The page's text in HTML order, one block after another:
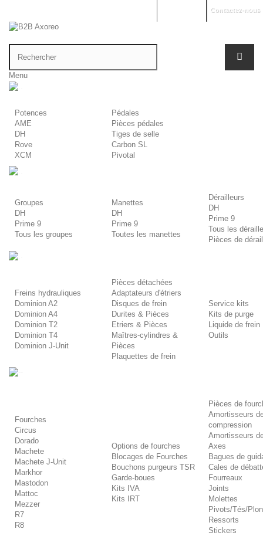
Contactez-nous
Menu
Potences
AME
DH
Rove
XCM
Pédales
Pièces pédales
Tiges de selle
Carbon SL
Pivotal
Groupes
DH
Prime 9
Tous les groupes
Manettes
DH
Prime 9
Toutes les manettes
Dérailleurs
DH
Prime 9
Tous les
Pièces de
Freins hydrauliques
Dominion A2
Dominion A4
Dominion T2
Dominion T4
Dominion J-Unit
Pièces détachées
Adaptateurs d'étriers
Disques de frein
Durites & Pièces
Etriers & Pièces
Maîtres-cylindres &
Pièces
Plaquettes de frein
Service kits
Kits de purge
Liquide de frein
Outils
Fourches
Circus
Dorado
Machete
Machete J-Unit
Markhor
Mastodon
Mattoc
Mezzer
R7
R8
Options de fourches
Blocages de Fourches
Bouchons purgeurs TSR
Garde-boues
Kits IVA
Kits IRT
Pièces de
Amortisseurs
compression
Amortisseurs
Axes
Bagues de
Cales de
Fourreaux
Joints
Molettes
Pivots/Tés/
Ressorts
Stickers